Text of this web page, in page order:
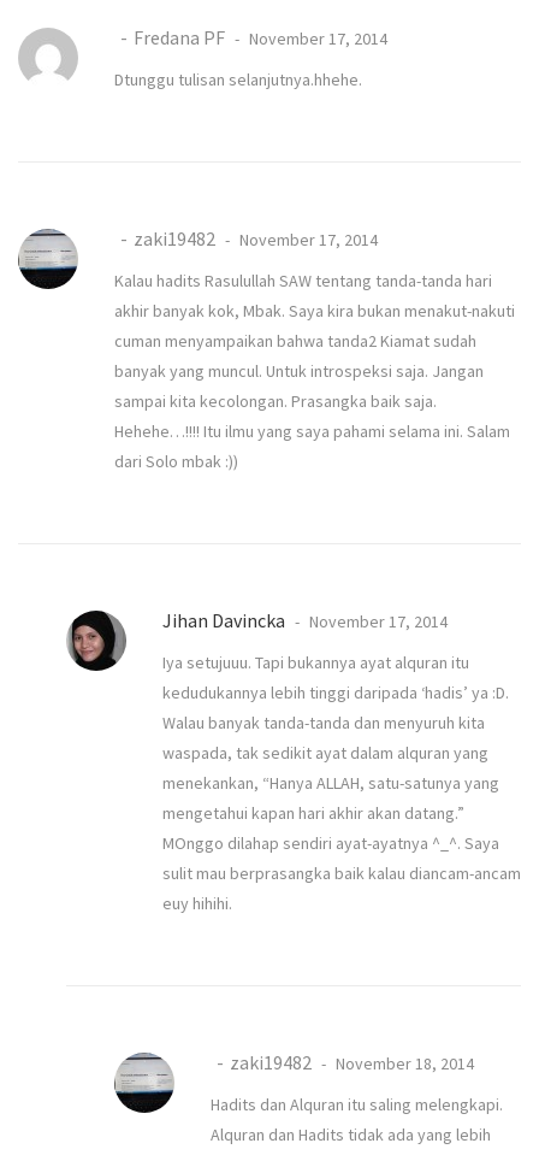
Fredana PF
November 17, 2014
Dtunggu tulisan selanjutnya.hhehe.
zaki19482
November 17, 2014
Kalau hadits Rasulullah SAW tentang tanda-tanda hari
akhir banyak kok, Mbak. Saya kira bukan menakut-nakuti
cuman menyampaikan bahwa tanda2 Kiamat sudah
banyak yang muncul. Untuk introspeksi saja. Jangan
sampai kita kecolongan. Prasangka baik saja.
Hehehe…!!!! Itu ilmu yang saya pahami selama ini. Salam
dari Solo mbak :))
Jihan Davincka
November 17, 2014
Iya setujuuu. Tapi bukannya ayat alquran itu
kedudukannya lebih tinggi daripada ‘hadis’ ya :D.
Walau banyak tanda-tanda dan menyuruh kita
waspada, tak sedikit ayat dalam alquran yang
menekankan, “Hanya ALLAH, satu-satunya yang
mengetahui kapan hari akhir akan datang.”
MOnggo dilahap sendiri ayat-ayatnya ^_^. Saya
sulit mau berprasangka baik kalau diancam-ancam
euy hihihi.
zaki19482
November 18, 2014
Hadits dan Alquran itu saling melengkapi.
Alquran dan Hadits tidak ada yang lebih